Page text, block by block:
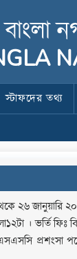
স্টাফদের তথ্য
২৬ জানুয়ারি
। ভর্তি ফিঃ